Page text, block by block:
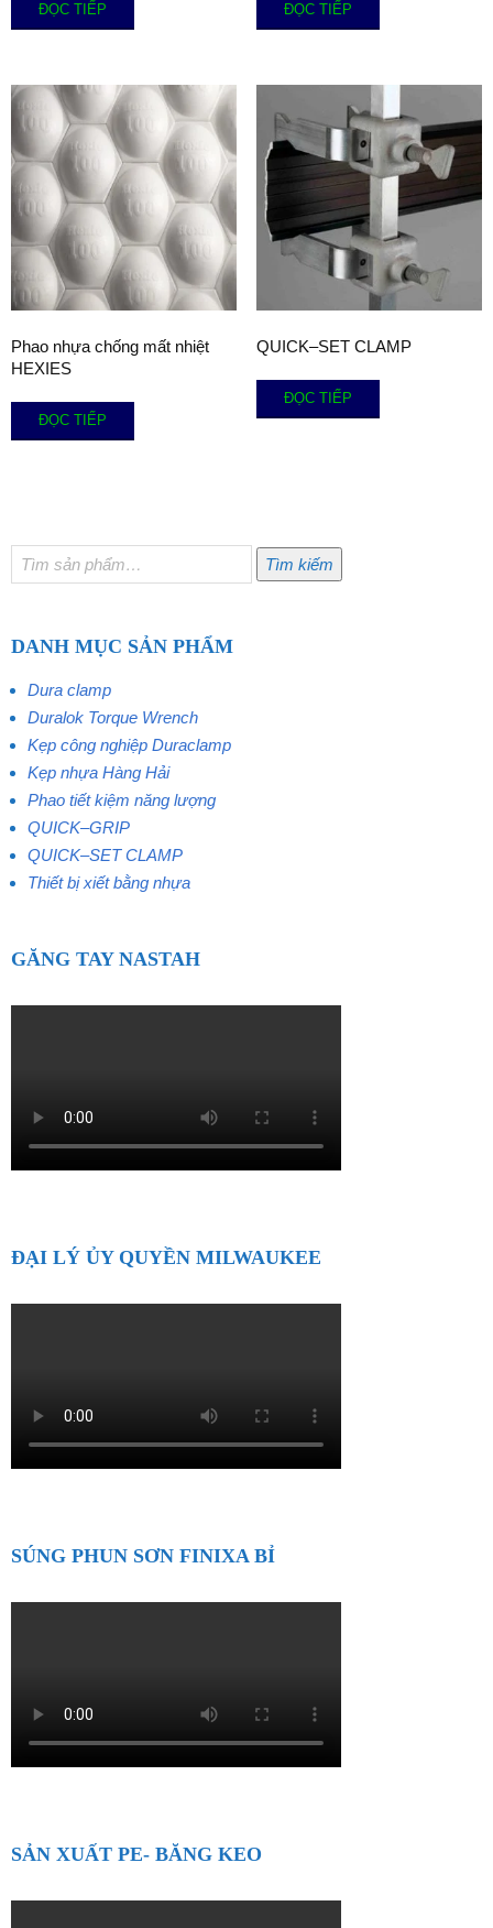
ĐỌC TIẾP ĐỌC TIẾP
Phao nhựa chống mất nhiệt
HEXIES
ĐỌC TIẾP
QUICK–SET CLAMP
ĐỌC TIẾP
Tìm
kiếm:
Tìm kiếm
DANH MỤC SẢN PHẨM
Dura clamp
Duralok Torque Wrench
Kẹp công nghiệp Duraclamp
Kẹp nhựa Hàng Hải
Phao tiết kiệm năng lượng
QUICK–GRIP
QUICK–SET CLAMP
Thiết bị xiết bằng nhựa
GĂNG TAY NASTAH
ĐẠI LÝ ỦY QUYỀN MILWAUKEE
SÚNG PHUN SƠN FINIXA BỈ
SẢN XUẤT PE- BĂNG KEO